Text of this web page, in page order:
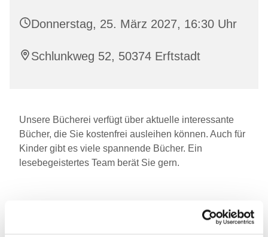
Donnerstag, 25. März 2027, 16:30 Uhr
Schlunkweg 52, 50374 Erftstadt
Unsere Bücherei verfügt über aktuelle interessante
Bücher, die Sie kostenfrei ausleihen können. Auch für
Kinder gibt es viele spannende Bücher. Ein
lesebegeistertes Team berät Sie gern.